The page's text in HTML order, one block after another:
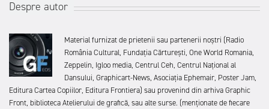
Despre autor
Material furnizat de prietenii sau partenerii noștri (Radio
România Cultural, Fundația Cărturești, One World Romania,
Zeppelin, Igloo media, Centrul Ceh, Centrul Național al
Dansului, Graphicart-News, Asociația Ephemair, Poster Jam,
Editura Cartea Copiilor, Editura Frontiera) sau provenind din arhiva Graphic
Front, biblioteca Atelierului de grafică, sau alte surse. (menționate de fiecare